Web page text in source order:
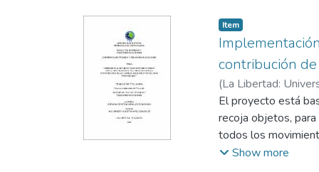
brindar el servicio
parámetros
inversa aplicadas
cuatro fases que
y, programación y
dirigidas. Con su
aplicaciones de
Item
contribución
(La Libertad:
González, Sendey
El proyecto está
recoja objetos,
todos los
elementos. Para la
Show more